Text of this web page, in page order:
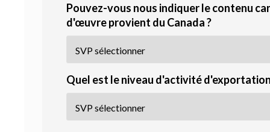
Pouvez-vous nous indiquer le contenu
d'œuvre provient du Canada ?
Quel est le niveau d'activité